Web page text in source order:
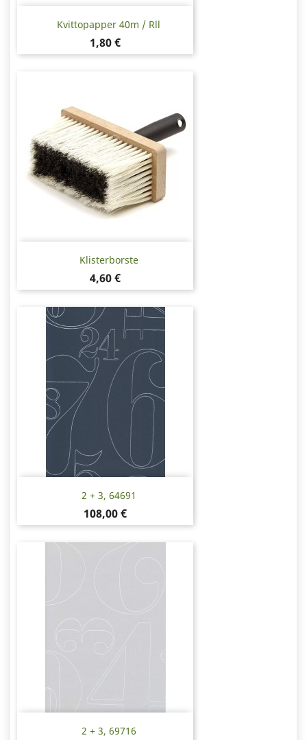
Kvittopapper 40m / Rll
Pris
1,80 €
Klisterborste
Pris
4,60 €
2 + 3, 64691
Pris
108,00 €
2 + 3, 69716